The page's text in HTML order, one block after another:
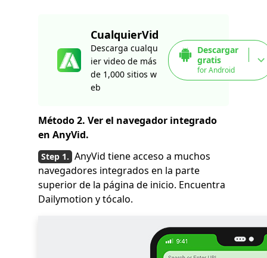
CualquierVid
Descarga cualqu
ier video de más
de 1,000 sitios w
eb
Descargar
gratis
for Android
Método 2. Ver el navegador integrado
en AnyVid.
AnyVid tiene acceso a muchos
navegadores integrados en la parte
superior de la página de inicio. Encuentra
Dailymotion y tócalo.